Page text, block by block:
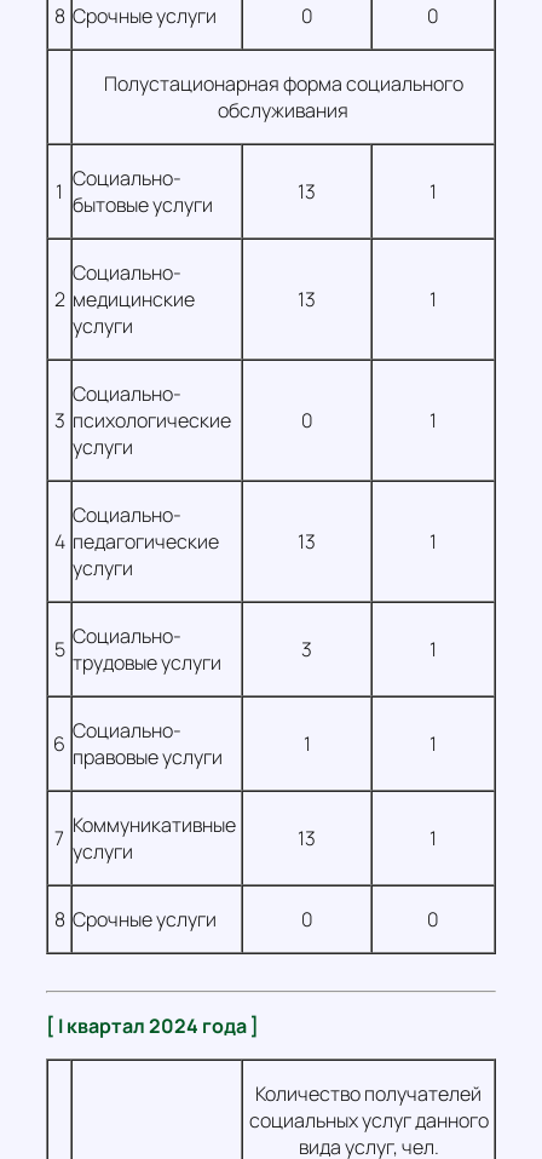
8 Срочные услуги 0 0
Полустационарная форма социального
обслуживания
1 Социально-
бытовые услуги
13 1
2
Социально-
медицинские
услуги
13 1
3
Социально-
психологические
услуги
0 1
4
Социально-
педагогические
услуги
13 1
5 Социально-
трудовые услуги
3 1
6 Социально-
правовые услуги
1 1
7 Коммуникативные
услуги
13 1
8 Срочные услуги 0 0
[ I квартал 2024 года ]
Количество получателей
социальных услуг данного
вида услуг, чел.